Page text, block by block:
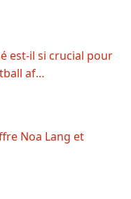
est-il si crucial pour
af…
Noa Lang et